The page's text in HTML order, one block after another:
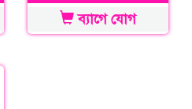
ব্যাগে যোগ